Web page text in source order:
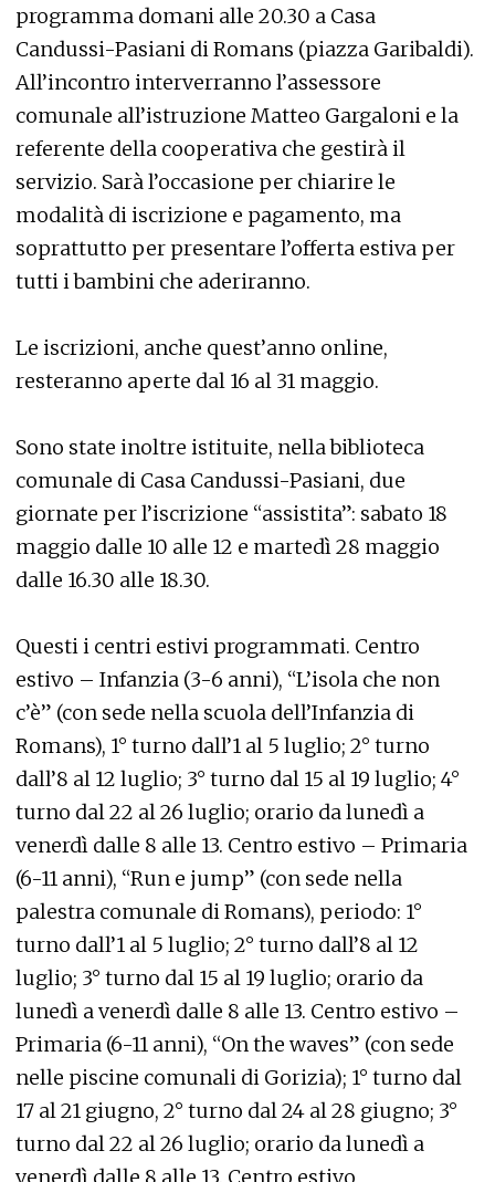
programma domani alle 20.30 a Casa
Candussi-Pasiani di Romans (piazza Garibaldi).
All’incontro interverranno l’assessore
comunale all’istruzione Matteo Gargaloni e la
referente della cooperativa che gestirà il
servizio. Sarà l’occasione per chiarire le
modalità di iscrizione e pagamento, ma
soprattutto per presentare l’offerta estiva per
tutti i bambini che aderiranno.
Le iscrizioni, anche quest’anno online,
resteranno aperte dal 16 al 31 maggio.
Sono state inoltre istituite, nella biblioteca
comunale di Casa Candussi-Pasiani, due
giornate per l’iscrizione “assistita”: sabato 18
maggio dalle 10 alle 12 e martedì 28 maggio
dalle 16.30 alle 18.30.
Questi i centri estivi programmati. Centro
estivo – Infanzia (3-6 anni), “L’isola che non
c’è” (con sede nella scuola dell’Infanzia di
Romans), 1° turno dall’1 al 5 luglio; 2° turno
dall’8 al 12 luglio; 3° turno dal 15 al 19 luglio; 4°
turno dal 22 al 26 luglio; orario da lunedì a
venerdì dalle 8 alle 13. Centro estivo – Primaria
(6-11 anni), “Run e jump” (con sede nella
palestra comunale di Romans), periodo: 1°
turno dall’1 al 5 luglio; 2° turno dall’8 al 12
luglio; 3° turno dal 15 al 19 luglio; orario da
lunedì a venerdì dalle 8 alle 13. Centro estivo –
Primaria (6-11 anni), “On the waves” (con sede
nelle piscine comunali di Gorizia); 1° turno dal
17 al 21 giugno, 2° turno dal 24 al 28 giugno; 3°
turno dal 22 al 26 luglio; orario da lunedì a